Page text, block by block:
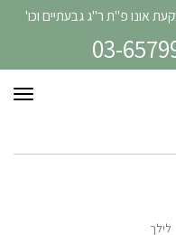
אונו פ"ת ר"ג גבעתיים וכו'
לילך